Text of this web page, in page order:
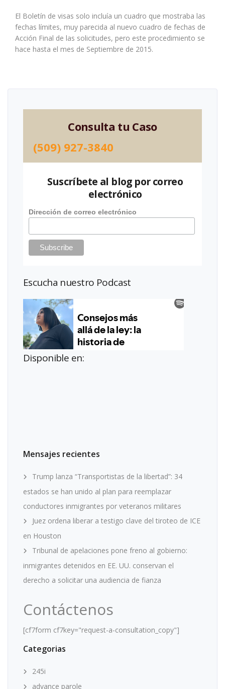
El Boletín de visas solo incluía un cuadro que mostraba las
fechas límites, muy parecida al nuevo cuadro de fechas de
Acción Final de las solicitudes, pero este procedimiento se
hace hasta el mes de Septiembre de 2015.
Consulta tu Caso
(509) 927-3840
Suscríbete al blog por correo
electrónico
Dirección de correo electrónico
Escucha nuestro Podcast
Disponible en:
Mensajes recientes
Trump lanza “Transportistas de la libertad”: 34
estados se han unido al plan para reemplazar
conductores inmigrantes por veteranos militares
Juez ordena liberar a testigo clave del tiroteo de ICE
en Houston
Tribunal de apelaciones pone freno al gobierno:
inmigrantes detenidos en EE. UU. conservan el
derecho a solicitar una audiencia de fianza
Contáctenos
[cf7form cf7key="request-a-consultation_copy"]
Categorias
245i
advance parole